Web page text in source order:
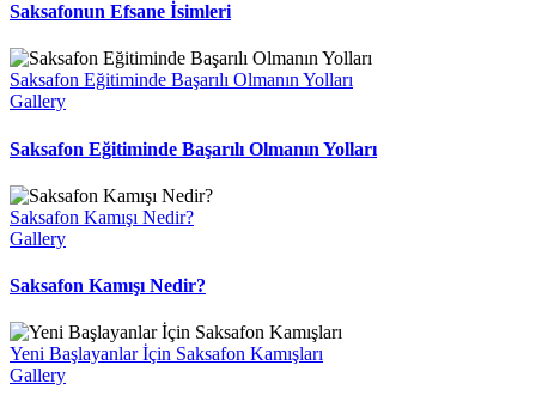
Saksafonun Efsane İsimleri
Saksafon Eğitiminde Başarılı Olmanın Yolları
Gallery
Saksafon Eğitiminde Başarılı Olmanın Yolları
Saksafon Kamışı Nedir?
Gallery
Saksafon Kamışı Nedir?
Yeni Başlayanlar İçin Saksafon Kamışları
Gallery